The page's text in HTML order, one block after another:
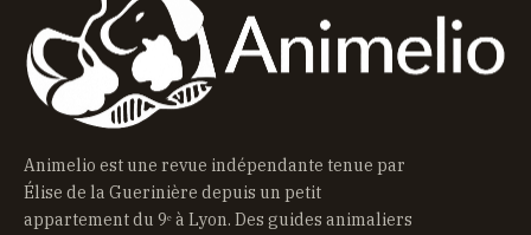
Animelio est une revue indépendante tenue par
Élise de la Guerinière depuis un petit
appartement du 9ᵉ à Lyon. Des guides animaliers